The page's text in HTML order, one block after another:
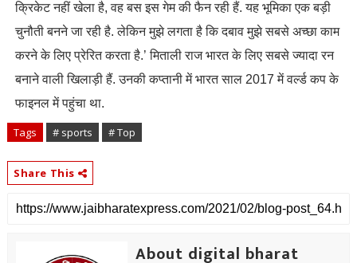
क्रिकेट नहीं खेला है, वह बस इस गेम की फैन रही हैं. यह भूमिका एक बड़ी
चुनौती बनने जा रही है. लेकिन मुझे लगता है कि दबाव मुझे सबसे अच्छा काम
करने के लिए प्रेरित करता है.’ मिताली राज भारत के लिए सबसे ज्यादा रन
बनाने वाली खिलाड़ी हैं. उनकी कप्तानी में भारत साल 2017 में वर्ल्ड कप के
फाइनल में पहुंचा था.
Tags # sports # Top
Share This
About digital bharat